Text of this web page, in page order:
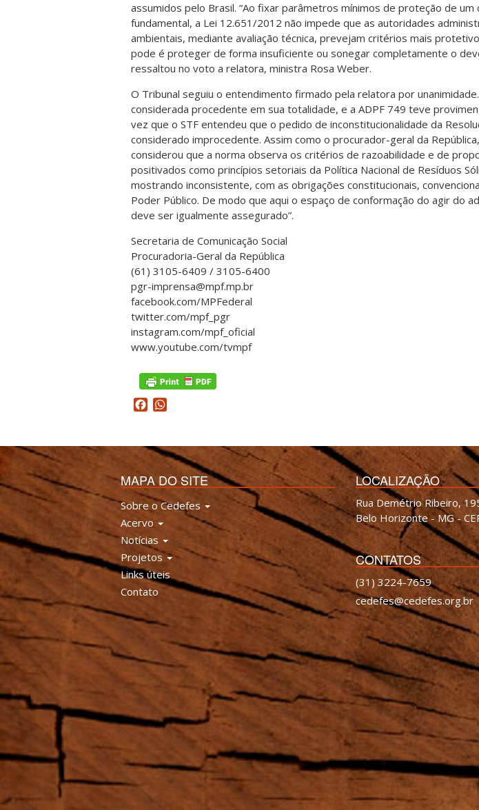
assumidos pelo Brasil. “Ao fixar parâmetros mínimos de proteção de um
fundamental, a Lei 12.651/2012 não impede que as autoridades
ambientais, mediante avaliação técnica, prevejam critérios mais
pode é proteger de forma insuficiente ou sonegar completamente o
ressaltou no voto a relatora, ministra Rosa Weber.
O Tribunal seguiu o entendimento firmado pela relatora por
considerada procedente em sua totalidade, e a ADPF 749 teve
vez que o STF entendeu que o pedido de inconstitucionalidade da
considerado improcedente. Assim como o procurador-geral da
considerou que a norma observa os critérios de razoabilidade e de
positivados como princípios setoriais da Política Nacional de Resíduos
mostrando inconsistente, com as obrigações constitucionais,
Poder Público. De modo que aqui o espaço de conformação do agir do
deve ser igualmente assegurado”.
Secretaria de Comunicação Social
Procuradoria-Geral da República
(61) 3105-6409 / 3105-6400
pgr-imprensa@mpf.mp.br
facebook.com/MPFederal
twitter.com/mpf_pgr
instagram.com/mpf_oficial
www.youtube.com/tvmpf
Facebook
MAPA DO SITE
Sobre o Cedefes
Acervo
Notícias
Projetos
Links úteis
Contato
LOCALIZAÇÃO
Rua Demétrio Ribeiro,
Belo Horizonte - MG -
CONTATOS
(31) 3224-7659
cedefes@cedefes.org.br